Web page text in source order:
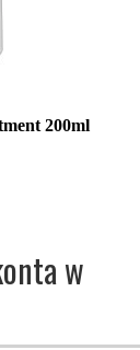
200ml
w